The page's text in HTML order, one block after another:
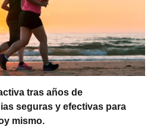
tras años de
seguras y efectivas para
mismo.